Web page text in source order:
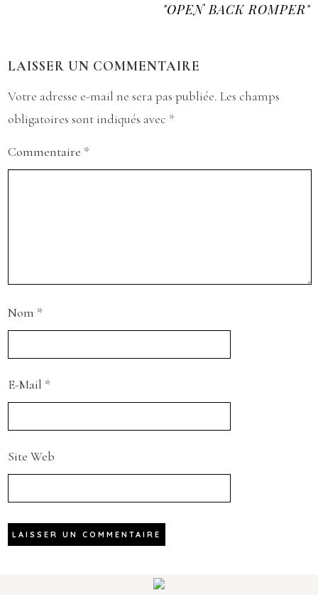
"OPEN BACK ROMPER"
LAISSER UN COMMENTAIRE
Votre adresse e-mail ne sera pas publiée. Les champs
obligatoires sont indiqués avec *
Commentaire *
Nom *
E-Mail *
Site Web